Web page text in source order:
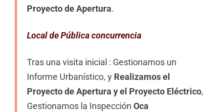
Proyecto de Apertura.
Local de Pública concurrencia
Tras una visita inicial : Gestionamos un
Informe Urbanístico, y Realizamos el
Proyecto de Apertura y el Proyecto Eléctrico,
Gestionamos la Inspección Oca